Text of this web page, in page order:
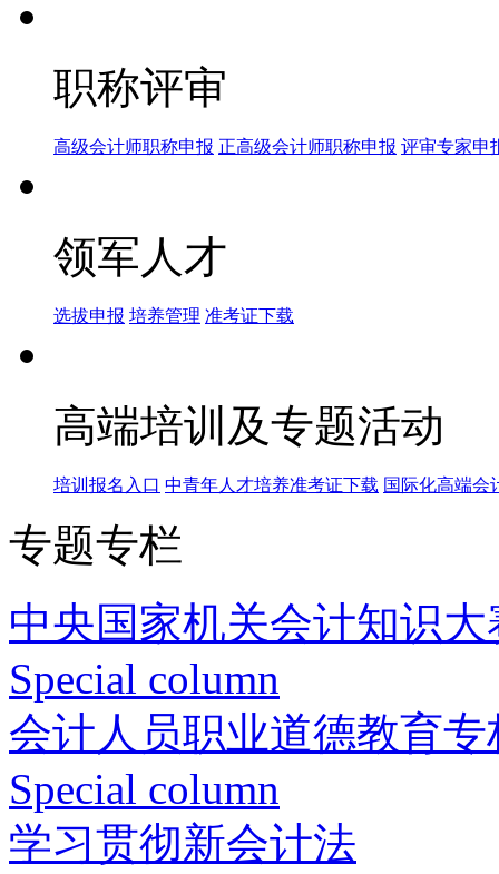
职称评审
高级会计师职称申报 正高级会计师职称申报 评审专家申
领军人才
选拔申报 培养管理 准考证下载
高端培训及专题活动
培训报名入口 中青年人才培养准考证下载 国际化高端会
专题专栏
中央国家机关会计知识大
Special column
会计人员职业道德教育专
Special column
学习贯彻新会计法